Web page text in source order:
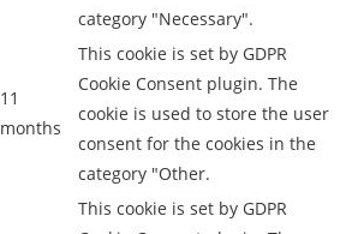
category "Necessary".
11
months
This cookie is set by GDPR
Cookie Consent plugin. The
cookie is used to store the user
consent for the cookies in the
category "Other.
This cookie is set by GDPR